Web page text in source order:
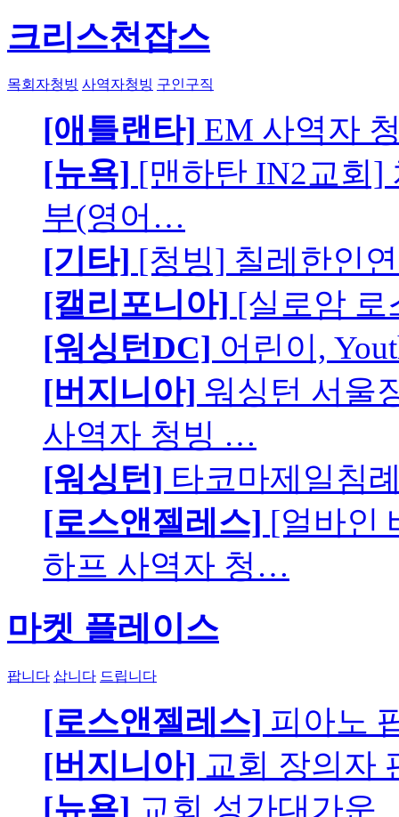
크리스천잡스
목회자청빙 사역자청빙 구인구직
[애틀랜타] EM 사역자
[뉴욕] [맨하탄 IN2교회]
부(영어…
[기타] [청빙] 칠레한인
[캘리포니아] [실로암 로
[워싱턴DC] 어린이,
[버지니아] 워싱턴 서울
사역자 청빙 …
[워싱턴] 타코마제일침
[로스앤젤레스] [얼바인
하프 사역자 청…
마켓 플레이스
팝니다 삽니다 드립니다
[로스앤젤레스] 피아노
[버지니아] 교회 장의자
[뉴욕] 교회 성가대가운